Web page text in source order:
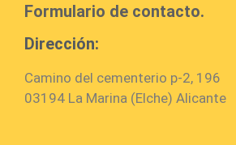
Formulario de contacto.
Dirección:
Camino del cementerio p-2, 196
03194 La Marina (Elche) Alicante